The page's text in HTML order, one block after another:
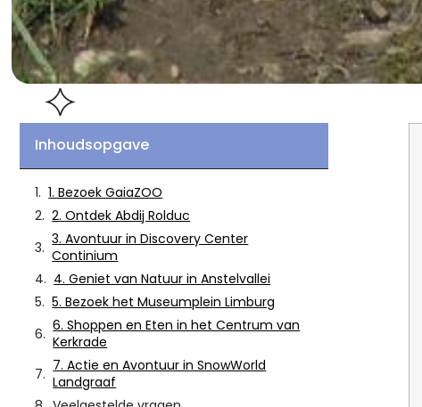
Inhoudsopgave
1. Bezoek GaiaZOO
2. Ontdek Abdij Rolduc
3. Avontuur in Discovery Center
Continium
4. Geniet van Natuur in Anstelvallei
5. Bezoek het Museumplein Limburg
6. Shoppen en Eten in het Centrum van
Kerkrade
7. Actie en Avontuur in SnowWorld
Landgraaf